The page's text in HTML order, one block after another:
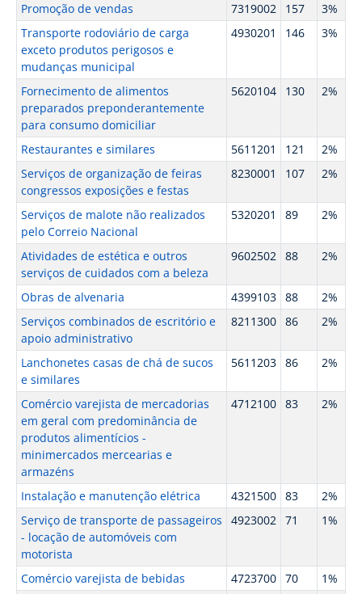
Promoção de vendas 7319002 157
3%
Transporte rodoviário de carga
exceto produtos perigosos e
mudanças municipal
4930201 146 3%
Fornecimento de alimentos
preparados preponderantemente
para consumo domiciliar
5620104 130 2%
Restaurantes e similares 5611201 121
2%
Serviços de organização de feiras
congressos exposições e festas
8230001 107 2%
Serviços de malote não realizados
pelo Correio Nacional
5320201 89 2%
Atividades de estética e outros
serviços de cuidados com a beleza
9602502 88 2%
Obras de alvenaria 4399103 88
2%
Serviços combinados de escritório e
apoio administrativo
8211300 86 2%
Lanchonetes casas de chá de sucos
e similares
5611203 86 2%
Comércio varejista de mercadorias
em geral com predominância de
produtos alimentícios -
minimercados mercearias e
armazéns
4712100 83 2%
Instalação e manutenção elétrica 4321500 83
2%
Serviço de transporte de passageiros
- locação de automóveis com
motorista
4923002 71 1%
Comércio varejista de bebidas 4723700 70 1%